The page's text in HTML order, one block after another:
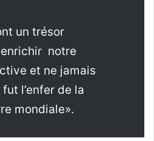
un trésor
notre
et ne jamais
l’enfer de la
mondiale».